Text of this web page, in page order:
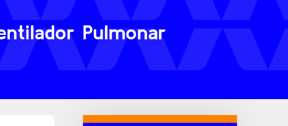
Pulmonar